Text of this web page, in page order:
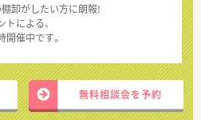
卸がしたい方に朗報!
による、
催中です。
無料相談会を予約